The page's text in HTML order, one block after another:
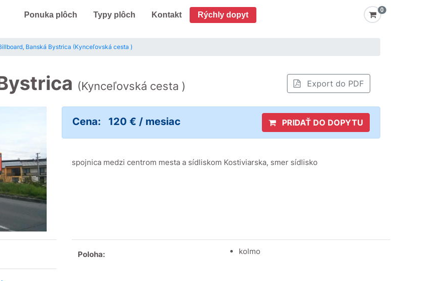
Ponuka plôch Typy plôch Kontakt Rýchly dopyt
0
Banská Bystrica (Kynceľovská cesta )
(Kynceľovská cesta ) Export do PDF
Cena: 120 € / mesiac PRIDAŤ DO DOPYTU
spojnica medzi centrom mesta a sídliskom Kostiviarska, smer sídlisko
Poloha: kolmo